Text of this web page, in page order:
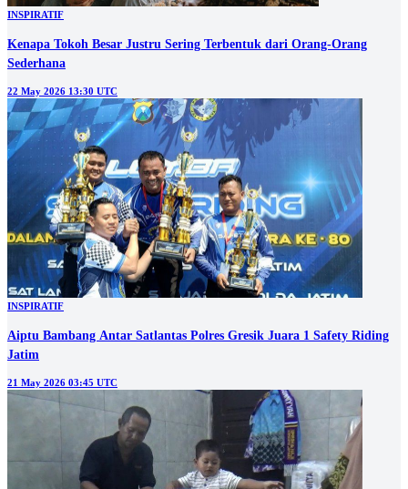
INSPIRATIF
Kenapa Tokoh Besar Justru Sering Terbentuk dari Orang-Orang
Sederhana
22 May 2026 13:30 UTC
INSPIRATIF
Aiptu Bambang Antar Satlantas Polres Gresik Juara 1 Safety Riding
Jatim
21 May 2026 03:45 UTC